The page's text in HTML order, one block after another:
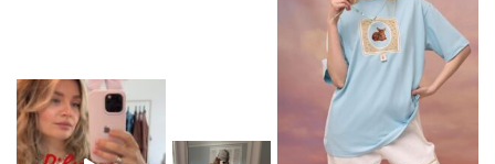
ВІДПРАВИТИ